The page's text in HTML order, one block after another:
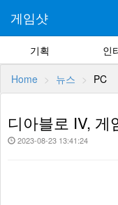
게임샷
기획 인
Home 뉴스 PC
디아블로 IV, 게
2023-08-23 13:41:24